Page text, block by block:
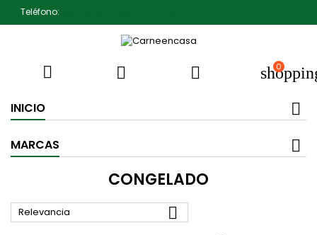
Teléfono:
   0
INICIO
MARCAS
CONGELADO
Relevancia 